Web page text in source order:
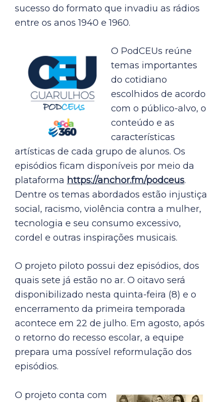
sucesso do formato que invadiu as rádios
entre os anos 1940 e 1960.
O PodCEUs reúne
temas importantes
do cotidiano
escolhidos de acordo
com o público-alvo, o
conteúdo e as
características
artísticas de cada grupo de alunos. Os
episódios ficam disponíveis por meio da
plataforma https://anchor.fm/podceus.
Dentre os temas abordados estão injustiça
social, racismo, violência contra a mulher,
tecnologia e seu consumo excessivo,
cordel e outras inspirações musicais.
O projeto piloto possui dez episódios, dos
quais sete já estão no ar. O oitavo será
disponibilizado nesta quinta-feira (8) e o
encerramento da primeira temporada
acontece em 22 de julho. Em agosto, após
o retorno do recesso escolar, a equipe
prepara uma possível reformulação dos
episódios.
O projeto conta com